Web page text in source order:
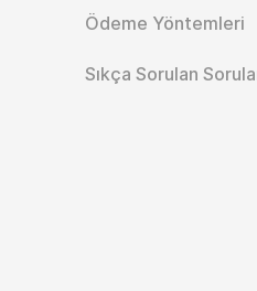
Ödeme Yöntemleri
Sıkça Sorulan